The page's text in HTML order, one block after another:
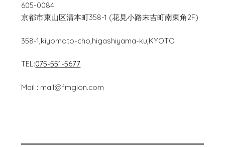
605-0084
京都市東山区清本町358-1 (花見小路末吉町南東角2F)
358-1,kiyomoto-cho,higashiyama-ku,KYOTO
TEL:075-551-5677
Mail : mail@fmgion.com